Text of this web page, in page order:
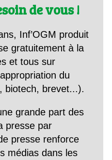
de vous !
Inf’OGM produit
gratuitement à la
et tous sur
du
biotech, brevet...).
grande part des
presse par
presse renforce
médias dans les